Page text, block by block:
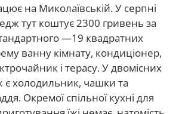
на Миколаївській. У серпні
тут коштує 2300 гривень за
—19 квадратних
ванну кімнату, кондиціонер,
і терасу. У двомісних
є холодильник, чашки та
Окремої спільної кухні для